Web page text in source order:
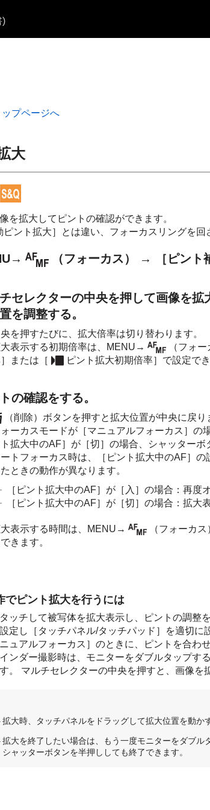
)
ップページへ
大
を拡大してピントの確認ができます。
ピント拡大］
とは違い、フォーカスリングを回
→ （フォーカス ） → ［ピント
セレクターの中央を押して画像を
を調整する。
を押すたびに、拡大倍率は切り替わります。
表示する初期倍率は、
MENU → （フォー
または ［ ピント拡大初期倍率］ で設定でき
の確認をする。
（削除）ボタンを押すと拡大位置が中央に戻り
ーカスモードが ［マニュアルフォーカス］ の
拡大中のAF］ が ［切］ の場合、シャッターボ
トフォーカス時は、
［ピント拡大中のAF］ の
たときの動作が異なります。
［ピント拡大中のAF］ が ［入］ の場合：再度
［ピント拡大中のAF］ が ［切］ の場合：拡大
表示する時間は、 MENU → （フォーカス
きます。
でピント拡大を行うには
ッチして被写体を拡大表示し、ピントの調整
定し ［タッチパネル/タッチパッド］
を適切に
ニュアルフォーカス］ のときに、ピントを合わ
ンダー撮影時は、モニターをダブルタップす
。 マルチセレクターの中央を押すと、画像を
拡大時、タッチパネルをドラッグして拡大位置を動か
拡大を終了したい場合は、もう一度モニターをダブル
シャッターボタンを半押ししても終了できます。